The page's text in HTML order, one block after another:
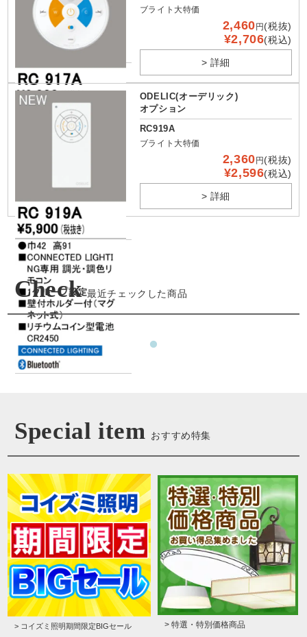
ブライト大特価
2,460 円 (税抜)
¥2,706(税込)
> 詳細
ODELIC(オーデリック)
オプション
RC919A
ブライト大特価
2,360 円 (税抜)
¥2,596(税込)
> 詳細
Check 最近チェックした商品
Special item おすすめ特集
> コイズミ照明期間限定BIGセール > 特選・特別価格商品